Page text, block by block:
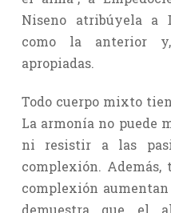
Niseno atribúyela a
como la anterior
apropiadas.
Todo cuerpo mixto
La armonía no puede
ni resistir a las
complexión.
complexión
demuestra que el